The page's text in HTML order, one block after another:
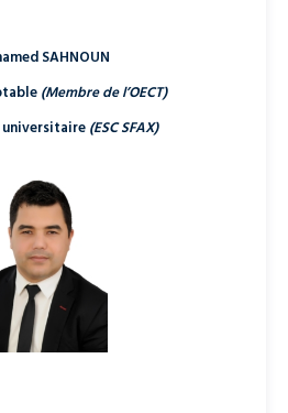
SAHNOUN
(Membre de l’OECT)
universitaire(ESC SFAX)